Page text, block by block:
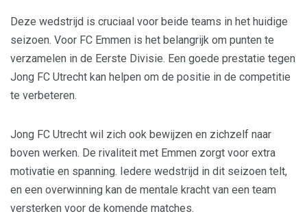
Deze wedstrijd is cruciaal voor beide teams in het huidige
seizoen. Voor FC Emmen is het belangrijk om punten te
verzamelen in de Eerste Divisie. Een goede prestatie tegen
Jong FC Utrecht kan helpen om de positie in de competitie
te verbeteren.
Jong FC Utrecht wil zich ook bewijzen en zichzelf naar
boven werken. De rivaliteit met Emmen zorgt voor extra
motivatie en spanning. Iedere wedstrijd in dit seizoen telt,
en een overwinning kan de mentale kracht van een team
versterken voor de komende matches.